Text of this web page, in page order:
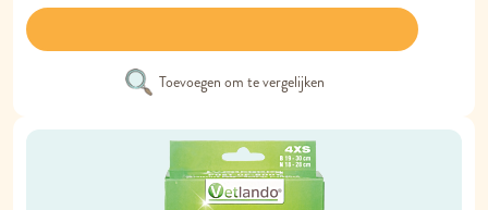
Toevoegen om te vergelijken